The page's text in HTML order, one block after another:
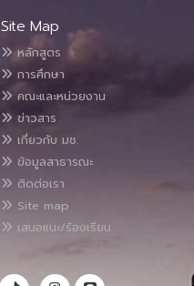
Site Map
หลักสูตร
การศึกษา
คณะและหน่วยงาน
ข่าวสาร
เกี่ยวกับ มช.
ข้อมูลสาธารณะ
ติดต่อเรา
Site map
เสนอแนะ/ร้องเรียน